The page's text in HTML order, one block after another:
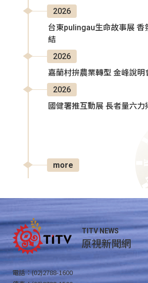
2026
台東pulingau生命故事展 香
結
2026
嘉蘭村拚農業轉型 金峰說明
2026
國健署推互動展 長者量六力
more
TITV NEWS
原視新聞網
電話：(02)2788-1600